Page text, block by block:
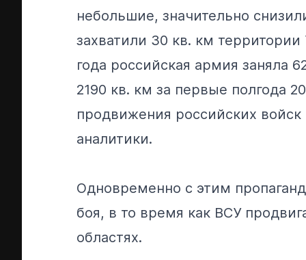
небольшие, значительно
захватили 30 кв. км
года российская армия заняла
2190 кв. км за первые полгода
продвижения российских войск
аналитики.
Одновременно с этим
боя, в то время как ВСУ
областях.